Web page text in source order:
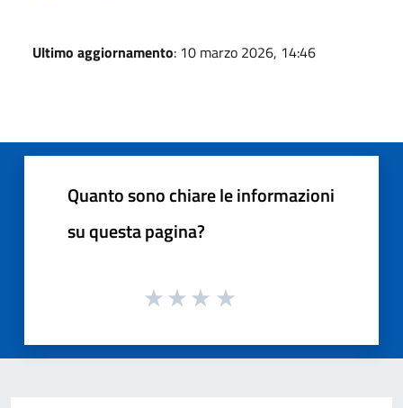
Ultimo aggiornamento: 10 marzo 2026, 14:46
Quanto sono chiare le informazioni
su questa pagina?